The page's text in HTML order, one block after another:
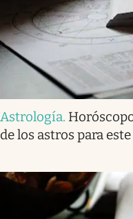
Astrología.
de los astros para